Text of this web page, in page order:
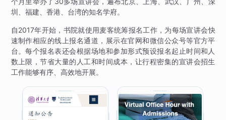
圳、福建、香港、台湾的知名学府。
自2017年开始，书院就使用麦客统筹报名工作，为每场宣讲会快
速制作相应的线上报名通道，展示在官网和微信公众号等官方平
台。每个报名表还会根据场地和参加形式预设报名起止时间和人
数上限，节省大量的人工和时间成本，让行程密集的宣讲会招生
工作能够有序、高效地开展。